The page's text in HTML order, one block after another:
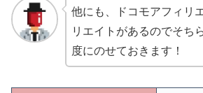
他にも、ドコモアフィリ
リエイトがあるのでそち
度にのせておきます！